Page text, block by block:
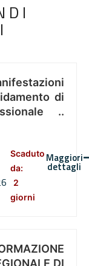
di
..
Scaduto
da:
2
giorni
Maggiori
dettagli
DI